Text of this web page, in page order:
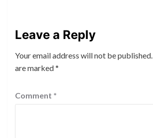
Leave a Reply
Your email address will not be published.
are marked*
Comment *